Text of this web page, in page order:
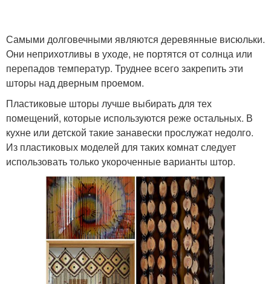
Самыми долговечными являются деревянные висюльки.
Они неприхотливы в уходе, не портятся от солнца или
перепадов температур. Труднее всего закрепить эти
шторы над дверным проемом.
Пластиковые шторы лучше выбирать для тех
помещений, которые используются реже остальных. В
кухне или детской такие занавески прослужат недолго.
Из пластиковых моделей для таких комнат следует
использовать только укороченные варианты штор.